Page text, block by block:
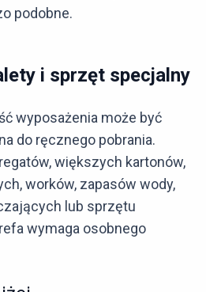
podobne.
i sprzęt specjalny
wyposażenia może być
do ręcznego pobrania.
większych kartonów,
worków, zapasów wody,
lub sprzętu
wymaga osobnego